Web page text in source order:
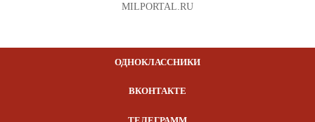
MILPORTAL.RU
ОДНОКЛАССНИКИ
ВКОНТАКТЕ